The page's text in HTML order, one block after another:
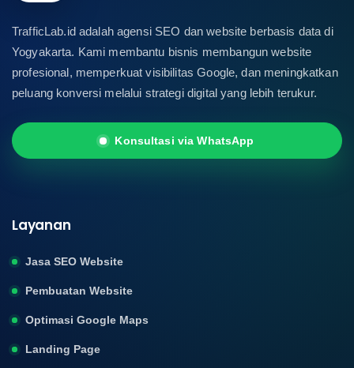
TrafficLab.id adalah agensi SEO dan website berbasis data di
Yogyakarta. Kami membantu bisnis membangun website
profesional, memperkuat visibilitas Google, dan meningkatkan
peluang konversi melalui strategi digital yang lebih terukur.
Konsultasi via WhatsApp
Layanan
Jasa SEO Website
Pembuatan Website
Optimasi Google Maps
Landing Page